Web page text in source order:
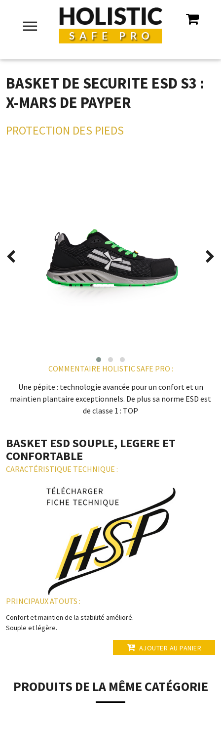
menu
BASKET DE SECURITE ESD S3 :
X-MARS DE PAYPER
PROTECTION DES PIEDS
COMMENTAIRE HOLISTIC SAFE PRO :
Une pépite : technologie avancée pour un confort et un
maintien plantaire exceptionnels. De plus sa norme ESD est
de classe 1 : TOP
BASKET ESD SOUPLE, LEGERE ET
CONFORTABLE
CARACTÉRISTIQUE TECHNIQUE :
PRINCIPAUX ATOUTS :
Confort et maintien de la stabilité amélioré.
Souple et légère.
AJOUTER AU PANIER
PRODUITS DE LA MÊME CATÉGORIE